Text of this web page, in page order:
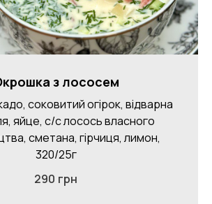
з лососем
соковитий огірок, відварна
яйце, с/с лосось власного
сметана, гірчиця, лимон,
320/25г
290 грн
534 95 07
Небесної Сотні, 124
08:00-20:00
Монастирська, 3